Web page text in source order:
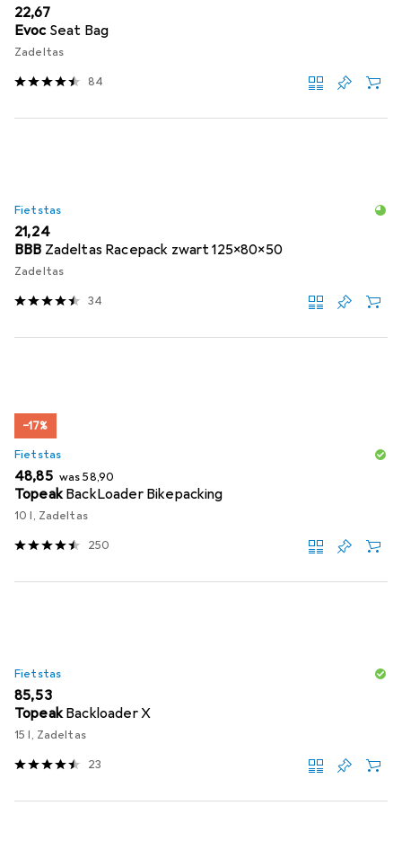
EUR
22,67
Evoc Seat Bag
Zadeltas
84
Fietstas
EUR
21,24
BBB Zadeltas Racepack zwart 125x80x50
Zadeltas
34
−17%
Fietstas
EUR
48,85 wasEUR
58,90
Topeak BackLoader Bikepacking
10 l, Zadeltas
250
Fietstas
EUR
85,53
Topeak Backloader X
15 l, Zadeltas
23